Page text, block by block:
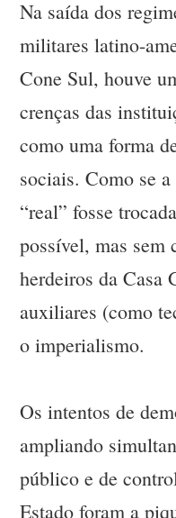
Na saída dos
militares latino-
Cone Sul, houve
crenças das
como uma forma
sociais. Como se
“real” fosse
possível, mas sem
herdeiros da Casa
auxiliares (como
o imperialismo.
Os intentos de
ampliando
público e de
Estado foram a